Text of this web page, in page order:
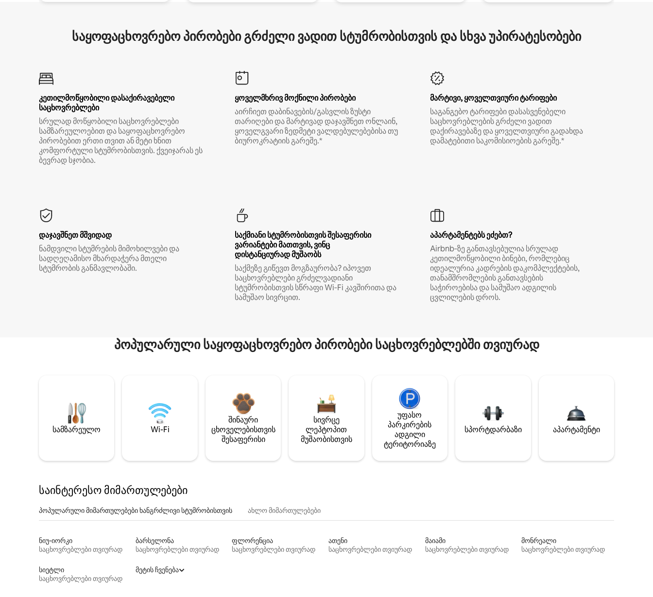
საყოფაცხოვრებო პირობები გრძელი ვადით სტუმრობისთვის და სხვა უპირატესობები
კეთილმოწყობილი დასაქირავებელი
საცხოვრებლები
სრულად მოწყობილი საცხოვრებლები
სამზარეულოებით და საყოფაცხოვრებო
პირობებით ერთი თვით ან მეტი ხნით
კომფორტული სტუმრობისთვის. ქვეიჯარას ეს
ბევრად სჯობია.
ყოველმხრივ მოქნილი პირობები
აირჩიეთ დაბინავების/გასვლის ზუსტი
თარიღები და მარტივად დაჯავშნეთ ონლაინ,
ყოველგვარი ზედმეტი ვალდებულებებისა თუ
ბიუროკრატიის გარეშე.*
მარტივი, ყოველთვიური ტარიფები
საგანგებო ტარიფები დასასვენებელი
საცხოვრებლების გრძელი ვადით
დაქირავებაზე და ყოველთვიური გადახდა
დამატებითი საკომისიოების გარეშე.*
დაჯავშნეთ მშვიდად
ნამდვილი სტუმრების მიმოხილვები და
სადღეღამისო მხარდაჭერა მთელი
სტუმრობის განმავლობაში.
საქმიანი სტუმრობისთვის შესაფერისი
ვარიანტები მათთვის, ვინც
დისტანციურად მუშაობს
საქმეზე გიწევთ მოგზაურობა? იპოვეთ
საცხოვრებლები გრძელვადიანი
სტუმრობისთვის სწრაფი Wi‑Fi კავშირითა და
სამუშაო სივრცით.
აპარტამენტებს ეძებთ?
Airbnb‑ზე განთავსებულია სრულად
კეთილმოწყობილი ბინები, რომლებიც
იდეალურია კადრების დაკომპლექტების,
თანამშრომლების განთავსების
საჭიროებისა და სამუშაო ადგილის
ცვლილების დროს.
პოპულარული საყოფაცხოვრებო პირობები საცხოვრებლებში თვიურად
სამზარეულო Wi-Fi
შინაური
ცხოველებისთვის
შესაფერისი
სივრცე
ლეპტოპით
მუშაობისთვის
უფასო
პარკირების
ადგილი
ტერიტორიაზე
სპორტდარბაზი აპარტამენტი
საინტერესო მიმართულებები
პოპულარული მიმართულებები ხანგრძლივი სტუმრობისთვის ახლო მიმართულებები
ნიუ-იორკი
საცხოვრებლები თვიურად
ბარსელონა
საცხოვრებლები თვიურად
ფლორენცია
საცხოვრებლები თვიურად
ათენი
საცხოვრებლები თვიურად
მაიამი
საცხოვრებლები თვიურად
მონრეალი
საცხოვრებლები თვიურად
სიეტლი
საცხოვრებლები თვიურად
მეტის ჩვენება